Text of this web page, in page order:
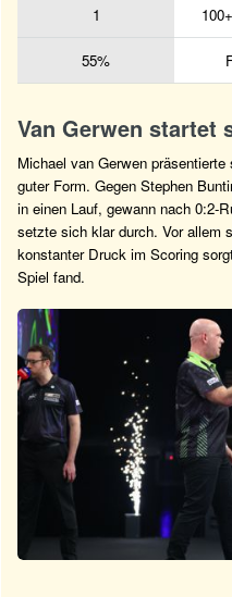
1
55%
Van Gerwen startet
Michael van Gerwen
guter Form. Gegen Stephen
in einen Lauf, gewann nach 0:2-
setzte sich klar durch. Vor allem
konstanter Druck im Scoring
Spiel fand.